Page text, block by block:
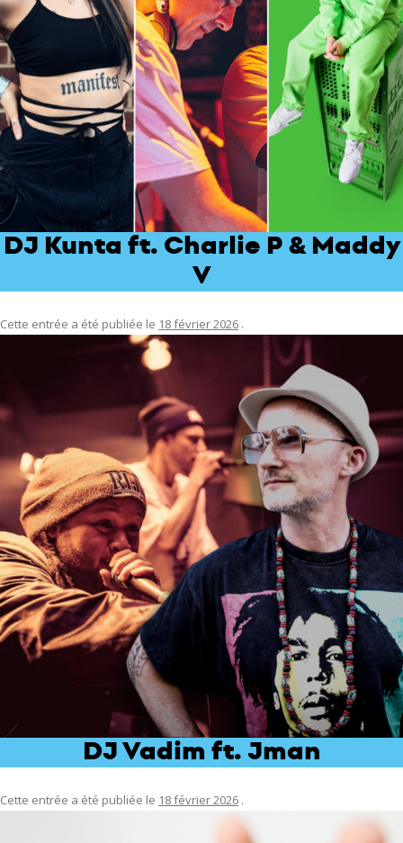
DJ Kunta ft. Charlie P & Maddy
V
Cette entrée a été publiée le 18 février 2026 .
DJ Vadim ft. Jman
Cette entrée a été publiée le 18 février 2026 .